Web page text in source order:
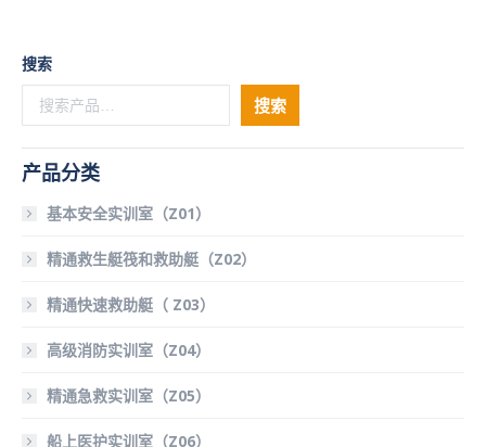
搜索
搜索
产品分类
基本安全实训室（Z01）
精通救生艇筏和救助艇（Z02）
精通快速救助艇（ Z03）
高级消防实训室（Z04）
精通急救实训室（Z05）
船上医护实训室（Z06）